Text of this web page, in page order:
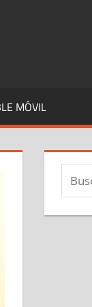
MÓVIL
Buscar: